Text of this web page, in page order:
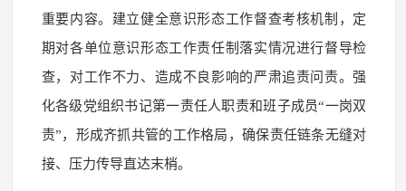
重要内容。建立健全意识形态工作督查考核机制，定
期对各单位意识形态工作责任制落实情况进行督导检
查，对工作不力、造成不良影响的严肃追责问责。强
化各级党组织书记第一责任人职责和班子成员“一岗双
责”，形成齐抓共管的工作格局，确保责任链条无缝对
接、压力传导直达末梢。